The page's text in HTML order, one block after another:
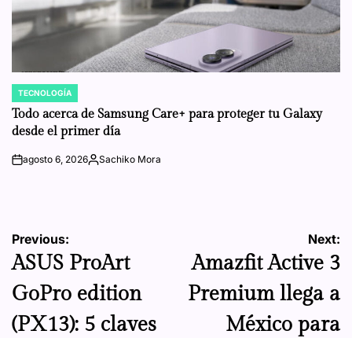
POSTED
IN
TECNOLOGÍA
Todo acerca de Samsung Care+ para proteger tu Galaxy
desde el primer día
onagosto 6, 2026Posted
Sachiko Mora
Navegación
de
entradas
Previous:
ASUS ProArt
GoPro edition
(PX13): 5 claves
Next:
Amazfit Active 3
Premium llega a
México para